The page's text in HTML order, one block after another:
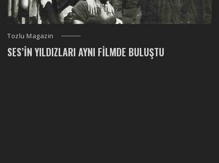
Tozlu Magazin
SES’IN YILDIZLARI AYNI FILMDE BULUŞTU